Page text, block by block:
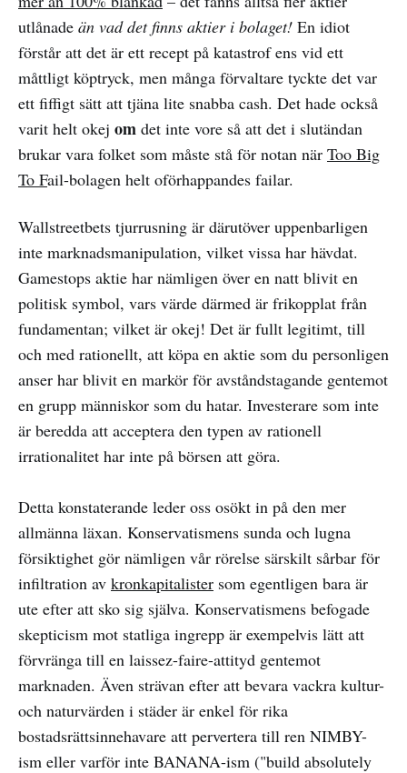
utlånade än vad det finns aktier i bolaget! En idiot
förstår att det är ett recept på katastrof ens vid ett
måttligt köptryck, men många förvaltare tyckte det var
ett fiffigt sätt att tjäna lite snabba cash. Det hade också
varit helt okej om det inte vore så att det i slutändan
brukar vara folket som måste stå för notan när Too Big
To Fail-bolagen helt oförhappandes failar.
Wallstreetbets tjurrusning är därutöver uppenbarligen
inte marknadsmanipulation, vilket vissa har hävdat.
Gamestops aktie har nämligen över en natt blivit en
politisk symbol, vars värde därmed är frikopplat från
fundamentan; vilket är okej! Det är fullt legitimt, till
och med rationellt, att köpa en aktie som du personligen
anser har blivit en markör för avståndstagande gentemot
en grupp människor som du hatar. Investerare som inte
är beredda att acceptera den typen av rationell
irrationalitet har inte på börsen att göra.
Detta konstaterande leder oss osökt in på den mer
allmänna läxan. Konservatismens sunda och lugna
försiktighet gör nämligen vår rörelse särskilt sårbar för
infiltration av kronkapitalister som egentligen bara är
ute efter att sko sig själva. Konservatismens befogade
skepticism mot statliga ingrepp är exempelvis lätt att
förvränga till en laissez-faire-attityd gentemot
marknaden. Även strävan efter att bevara vackra kultur-
och naturvärden i städer är enkel för rika
bostadsrättsinnehavare att pervertera till ren NIMBY-
ism eller varför inte BANANA-ism ("build absolutely